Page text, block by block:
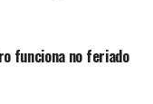
funciona no feriado